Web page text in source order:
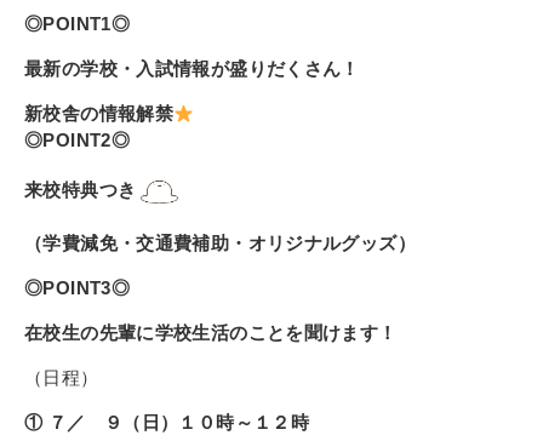
◎POINT1◎
最新の学校・入試情報が盛りだくさん！
新校舎の情報解禁
◎POINT2◎
来校特典つき
（学費減免・交通費補助・オリジナルグッズ）
◎POINT3◎
在校生の先輩に学校生活のことを聞けます！
（日程）
① ７／ ９（日）１０時～１２時